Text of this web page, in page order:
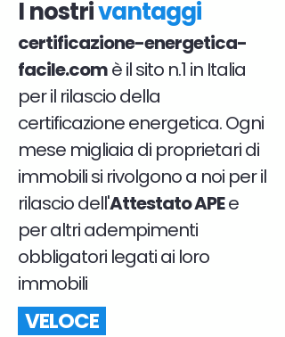
I nostrivantaggi
certificazione-energetica-
facile.comè il sito n.1 in Italia
per il rilascio della
certificazione energetica. Ogni
mese migliaia di proprietari di
immobili si rivolgono a noi per il
rilascio dell'Attestato APEe
per altri adempimenti
obbligatori legati ai loro
immobili
VELOCE